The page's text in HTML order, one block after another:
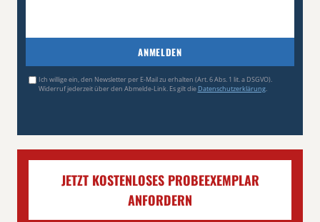
ANMELDEN
Ich willige ein, den Newsletter per E-Mail zu erhalten (Art. 6 Abs. 1 lit. a DSGVO).
Widerruf jederzeit über den Abmelde-Link. Es gilt die Datenschutzerklärung.
JETZT KOSTENLOSES PROBEEXEMPLAR
ANFORDERN